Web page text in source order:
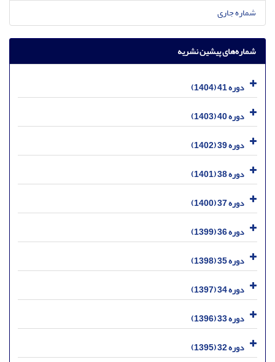
شماره جاری
شماره‌های پیشین نشریه
دوره 41 (1404)
دوره 40 (1403)
دوره 39 (1402)
دوره 38 (1401)
دوره 37 (1400)
دوره 36 (1399)
دوره 35 (1398)
دوره 34 (1397)
دوره 33 (1396)
دوره 32 (1395)